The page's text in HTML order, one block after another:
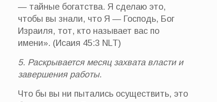
— тайные богатства. Я сделаю это,
чтобы вы знали, что Я — Господь, Бог
Израиля, тот, кто называет вас по
имени». (Исаия 45:3 NLT)
5. Раскрывается месяц захвата власти и
завершения работы.
Что бы вы ни пытались осуществить, это